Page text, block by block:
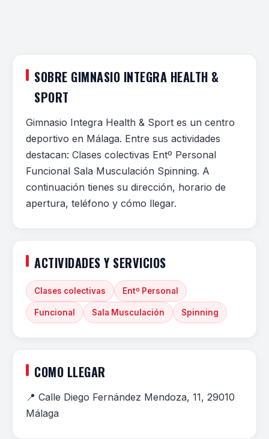
SOBRE GIMNASIO INTEGRA HEALTH &
SPORT
Gimnasio Integra Health & Sport es un centro
deportivo en Málaga. Entre sus actividades
destacan: Clases colectivas Entº Personal
Funcional Sala Musculación Spinning. A
continuación tienes su dirección, horario de
apertura, teléfono y cómo llegar.
ACTIVIDADES Y SERVICIOS
Clases colectivas Entº Personal
Funcional Sala Musculación Spinning
COMO LLEGAR
📍 Calle Diego Fernández Mendoza, 11, 29010
Málaga